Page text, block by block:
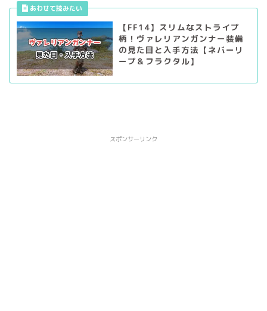
【FF14】スリムなストライプ
柄！ヴァレリアンガンナー装備
の見た目と入手方法【ネバーリ
ープ＆フラクタル】
スポンサーリンク